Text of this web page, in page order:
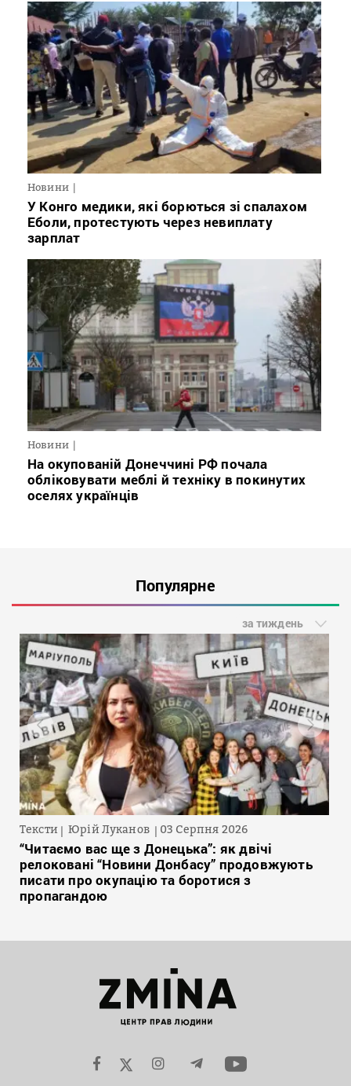
Новини
У Конго медики, які борються зі спалахом
Еболи, протестують через невиплату
зарплат
Новини
На окупованій Донеччині РФ почала
обліковувати меблі й техніку в покинутих
оселях українців
Популярне
за тиждень
Тексти Юрій Луканов 03 Серпня 2026
“Читаємо вас ще з Донецька”: як двічі
релоковані “Новини Донбасу” продовжують
писати про окупацію та боротися з
пропагандою